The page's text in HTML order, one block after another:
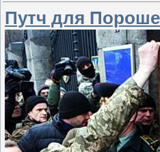
Путч для